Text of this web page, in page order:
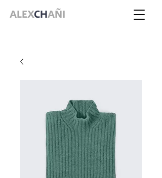
ALEXCHAÑI